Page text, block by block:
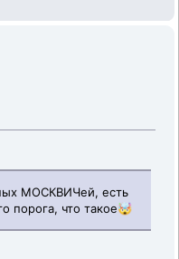
МОСКВИЧей, есть
порога, что такое🤯